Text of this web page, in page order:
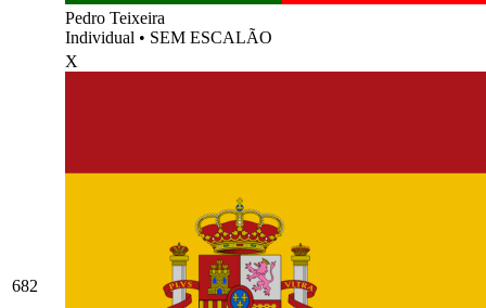
Pedro Teixeira
Individual • SEM ESCALÃO
682
X